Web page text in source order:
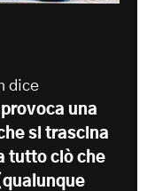
dice
una
si trascina
tutto ciò che